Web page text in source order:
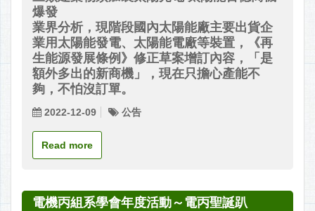
爆發
業界分析，現階段國內太陽能廠主要出貨企
業用太陽能發電、太陽能電廠等裝置，《再
生能源發展條例》修正草案增訂內容，「是
額外多出的新商機」，現在只擔心產能不
夠，不怕沒訂單。
2022-12-09 公告
Read more
電機丙組系學會年度活動～電丙聖誕趴